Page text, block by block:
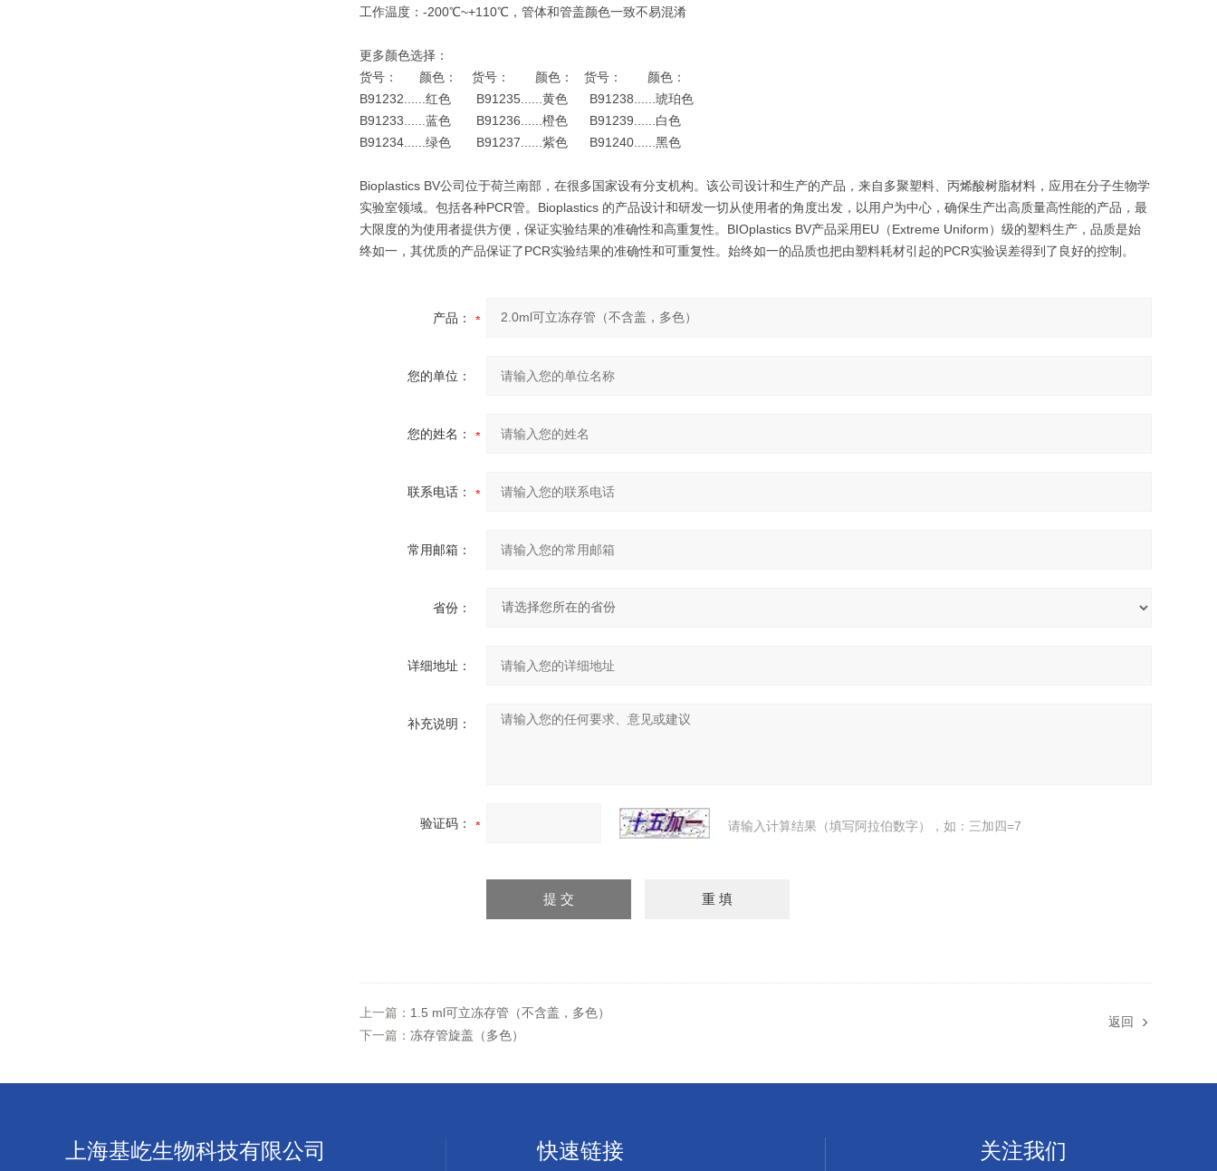
工作温度：-200℃~+110℃，管体和管盖颜色一致不易混淆
更多颜色选择：
货号： 颜色： 货号： 颜色： 货号： 颜色：
B91232......红色 B91235......黄色 B91238......琥珀色
B91233......蓝色 B91236......橙色 B91239......白色
B91234......绿色 B91237......紫色 B91240......黑色
Bioplastics BV公司位于荷兰南部，在很多国家设有分支机构。该公司设计和生产的产品，来自多聚塑料、丙烯酸树脂材料，应用在分子生物学
实验室领域。包括各种PCR管。Bioplastics 的产品设计和研发一切从使用者的角度出发，以用户为中心，确保生产出高质量高性能的产品，最
大限度的为使用者提供方便，保证实验结果的准确性和高重复性。BIOplastics BV产品采用EU（Extreme Uniform）级的塑料生产，品质是始
终如一，其优质的产品保证了PCR实验结果的准确性和可重复性。始终如一的品质也把由塑料耗材引起的PCR实验误差得到了良好的控制。
产品：
您的单位：
您的姓名：
联系电话：
常用邮箱：
省份：
详细地址：
补充说明：
验证码： 请输入计算结果（填写阿拉伯数字），如：三加四=7
上一篇： 1.5 ml可立冻存管（不含盖，多色）
下一篇： 冻存管旋盖（多色）
返回
上海基屹生物科技有限公司 快速链接 关注我们